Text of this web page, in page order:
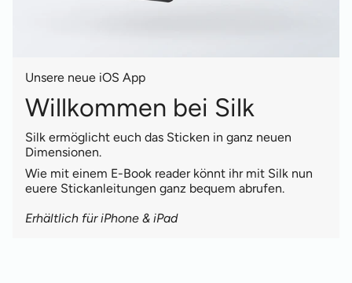
Unsere neue iOS App
Willkommen bei Silk
Silk ermöglicht euch das Sticken in ganz neuen
Dimensionen.
Wie mit einem E-Book reader könnt ihr mit Silk nun
euere Stickanleitungen ganz bequem abrufen.
Erhältlich für iPhone & iPad